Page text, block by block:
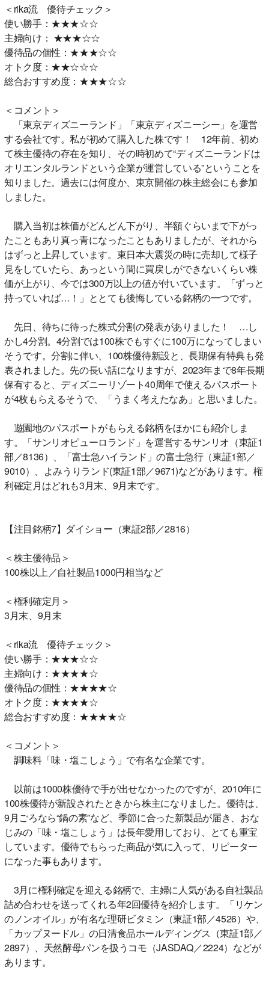
＜rika流 優待チェック＞
使い勝手：★★★☆☆
主婦向け： ★★★☆☆
優待品の個性：★★★☆☆
オトク度：★★☆☆☆
総合おすすめ度：★★★☆☆
＜コメント＞
「東京ディズニーランド」「東京ディズニーシー」を運営
する会社です。私が初めて購入した株です！ 12年前、初め
て株主優待の存在を知り、その時初めて“ディズニーランドは
オリエンタルランドという企業が運営している”ということを
知りました。過去には何度か、東京開催の株主総会にも参加
しました。
購入当初は株価がどんどん下がり、半額ぐらいまで下がっ
たこともあり真っ青になったこともありましたが、それから
はずっと上昇しています。東日本大震災の時に売却して様子
見をしていたら、あっという間に買戻しができないくらい株
価が上がり、今では300万以上の値が付いています。「ずっと
持っていれば…！」ととても後悔している銘柄の一つです。
先日、待ちに待った株式分割の発表がありました！ …し
かし4分割。4分割では100株でもすぐに100万になってしまい
そうです。分割に伴い、100株優待新設と、長期保有特典も発
表されました。先の長い話になりますが、2023年まで8年長期
保有すると、ディズニーリゾート40周年で使えるパスポート
が4枚もらえるそうで、「うまく考えたなあ」と思いました。
遊園地のパスポートがもらえる銘柄をほかにも紹介しま
す。「サンリオピューロランド」を運営するサンリオ（東証1
部／8136）、「富士急ハイランド」の富士急行（東証1部／
9010）、よみうりランド(東証1部／9671)などがあります。権
利確定月はどれも3月末、9月末です。
【注目銘柄7】ダイショー（東証2部／2816）
＜株主優待品＞
100株以上／自社製品1000円相当など
＜権利確定月＞
3月末、9月末
＜rika流 優待チェック＞
使い勝手：★★★☆☆
主婦向け：★★★★☆
優待品の個性：★★★★☆
オトク度：★★★★☆
総合おすすめ度：★★★★☆
＜コメント＞
調味料「味・塩こしょう」で有名な企業です。
以前は1000株優待で手が出せなかったのですが、2010年に
100株優待が新設されたときから株主になりました。優待は、
9月ごろなら“鍋の素”など、季節に合った新製品が届き、おな
じみの「味・塩こしょう」は長年愛用しており、とても重宝
しています。優待でもらった商品が気に入って、リピーター
になった事もあります。
3月に権利確定を迎える銘柄で、主婦に人気がある自社製品
詰め合わせを送ってくれる年2回優待を紹介します。「リケン
のノンオイル」が有名な理研ビタミン（東証1部／4526）や、
「カップヌードル」の日清食品ホールディングス（東証1部／
2897）、天然酵母パンを扱うコモ（JASDAQ／2224）などが
あります。